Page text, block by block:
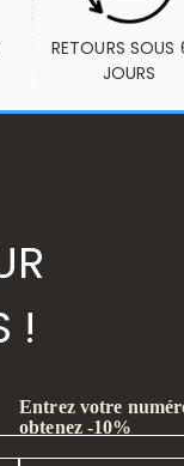
RETOURS SOUS
JOURS
!
Entrez votre
obtenez -10%